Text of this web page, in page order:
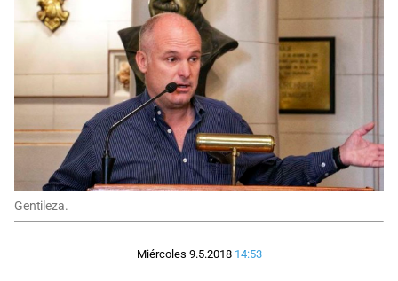
Gentileza.
Miércoles 9.5.2018 14:53